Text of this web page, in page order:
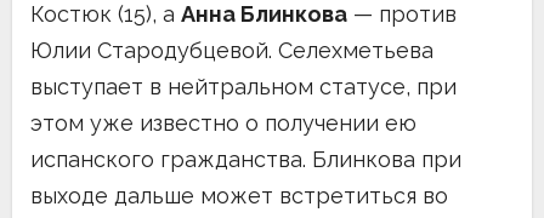
Костюк (15), а Анна Блинкова — против
Юлии Стародубцевой. Селехметьева
выступает в нейтральном статусе, при
этом уже известно о получении ею
испанского гражданства. Блинкова при
выходе дальше может встретиться во